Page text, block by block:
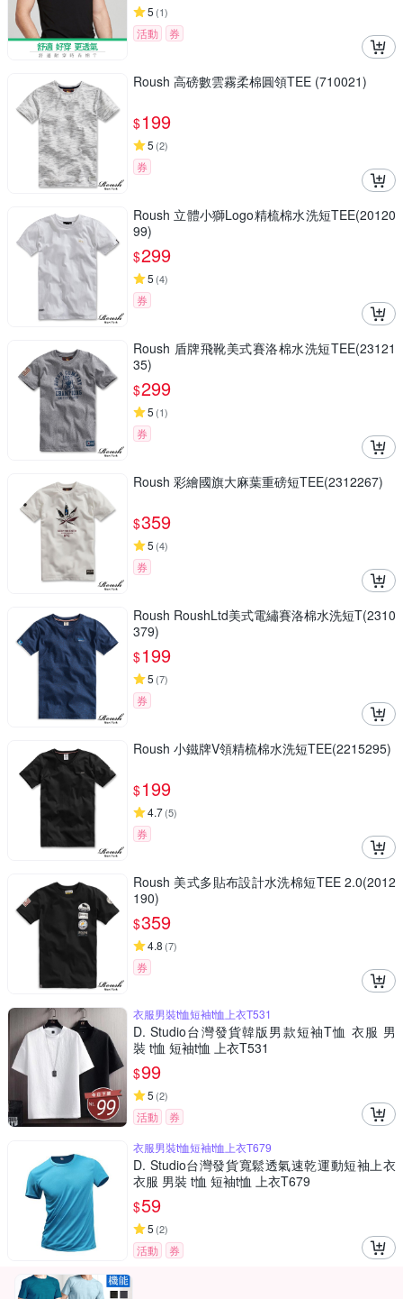
5 (1)
活動 券
Roush 高磅數雲霧柔棉圓領TEE (710021)
$199
5 (2)
券
Roush 立體小獅Logo精梳棉水洗短TEE(20120
99)
$299
5 (4)
券
Roush 盾牌飛靴美式賽洛棉水洗短TEE(23121
35)
$299
5 (1)
券
Roush 彩繪國旗大麻葉重磅短TEE(2312267)
$359
5 (4)
券
Roush RoushLtd美式電繡賽洛棉水洗短T(2310
379)
$199
5 (7)
券
Roush 小鐵牌V領精梳棉水洗短TEE(2215295)
$199
4.7(5)
券
Roush 美式多貼布設計水洗棉短TEE 2.0(2012
190)
$359
4.8 (7)
券
衣服男裝t恤短袖t恤上衣T531
D. Studio台灣發貨韓版男款短袖T恤 衣服 男
裝 t恤 短袖t恤 上衣T531
$99
5 (2)
活動
券
衣服男裝t恤短袖t恤上衣T679
D. Studio台灣發貨寬鬆透氣速乾運動短袖上衣
衣服 男裝 t恤 短袖t恤 上衣T679
$59
5 (2)
活動 券